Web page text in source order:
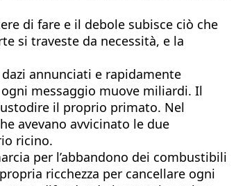
di fare e il debole subisce ciò che
si traveste da necessità, e la
annunciati e rapidamente
messaggio muove miliardi. Il
il proprio primato. Nel
avevano avvicinato le due
ricino.
per l’abbandono dei combustibili
ricchezza per cancellare ogni